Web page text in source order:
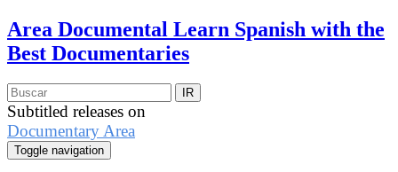
Area Documental Learn Spanish with the
Best Documentaries
Subtitled releases on
Documentary Area
Toggle navigation